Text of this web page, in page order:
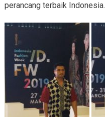
perancang terbaik Indonesia.